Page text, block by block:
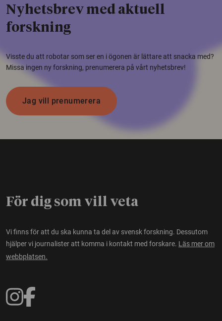
Nyhetsbrev med aktuell
forskning
Visste du att robotar som ser en i ögonen är lättare att snacka med?
Missa ingen ny forskning, prenumerera på vårt nyhetsbrev!
Jag vill prenumerera
För dig som vill veta
Vi finns för att du ska kunna ta del av svensk forskning. Dessutom
hjälper vi journalister att komma i kontakt med forskare. Läs mer om
webbplatsen.